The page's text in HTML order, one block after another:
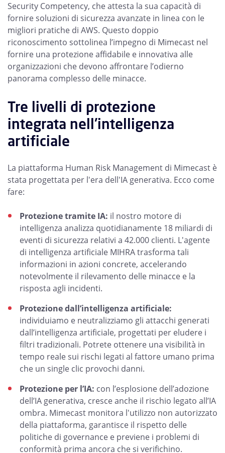
Security Competency, che attesta la sua capacità di
fornire soluzioni di sicurezza avanzate in linea con le
migliori pratiche di AWS. Questo doppio
riconoscimento sottolinea l’impegno di Mimecast nel
fornire una protezione affidabile e innovativa alle
organizzazioni che devono affrontare l’odierno
panorama complesso delle minacce.
Tre livelli di protezione
integrata nell'intelligenza
artificiale
La piattaforma Human Risk Management di Mimecast è
stata progettata per l'era dell'IA generativa. Ecco come
fare:
Protezione tramite IA: il nostro motore di
intelligenza analizza quotidianamente 18 miliardi di
eventi di sicurezza relativi a 42.000 clienti. L'agente
di intelligenza artificiale MIHRA trasforma tali
informazioni in azioni concrete, accelerando
notevolmente il rilevamento delle minacce e la
risposta agli incidenti.
Protezione dall’intelligenza artificiale:
individuiamo e neutralizziamo gli attacchi generati
dall’intelligenza artificiale, progettati per eludere i
filtri tradizionali. Potrete ottenere una visibilità in
tempo reale sui rischi legati al fattore umano prima
che un single clic provochi danni.
Protezione per l’IA: con l’esplosione dell’adozione
dell’IA generativa, cresce anche il rischio legato all’IA
ombra. Mimecast monitora l'utilizzo non autorizzato
della piattaforma, garantisce il rispetto delle
politiche di governance e previene i problemi di
conformità prima ancora che si verifichino.